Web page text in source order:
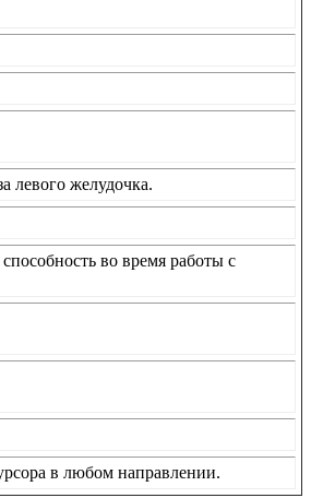
левого желудочка.
во время работы с
в любом направлении.